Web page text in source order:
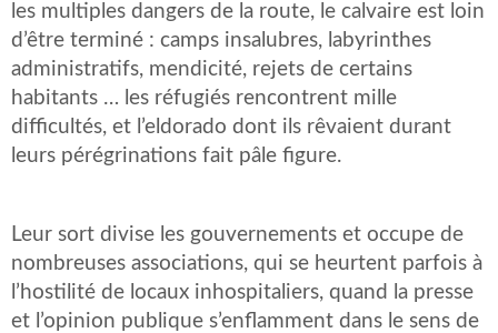
les multiples dangers de la route, le calvaire est loin
d’être terminé : camps insalubres, labyrinthes
administratifs, mendicité, rejets de certains
habitants … les réfugiés rencontrent mille
difficultés, et l’eldorado dont ils rêvaient durant
leurs pérégrinations fait pâle figure.
Leur sort divise les gouvernements et occupe de
nombreuses associations, qui se heurtent parfois à
l’hostilité de locaux inhospitaliers, quand la presse
et l’opinion publique s’enflamment dans le sens de